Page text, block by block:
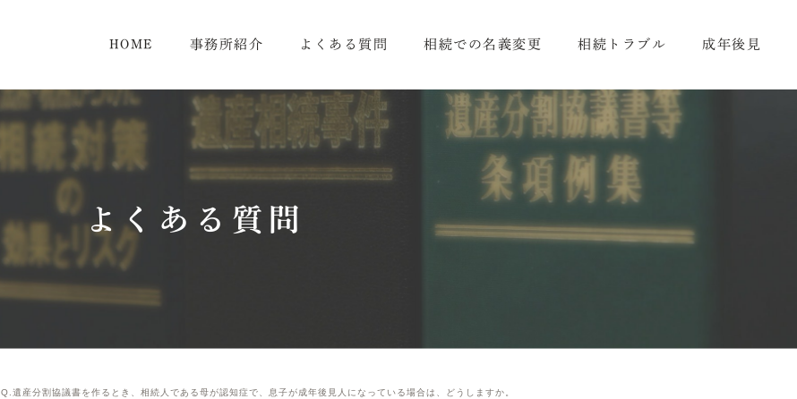
HOME 事務所紹介 よくある質問 相続での名義変更 相続トラブル 成年後見
よくある質問
Q.遺産分割協議書を作るとき、相続人である母が認知症で、息子が成年後見人になっている場合は、どうしますか。